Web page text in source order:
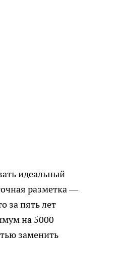
идеальный
разметка —
за пять лет
на 5000
заменить